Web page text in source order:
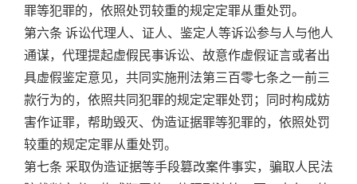
罪等犯罪的，依照处罚较重的规定定罪从重处罚。
第六条 诉讼代理人、证人、鉴定人等诉讼参与人与他人
通谋，代理提起虚假民事诉讼、故意作虚假证言或者出
具虚假鉴定意见，共同实施刑法第三百零七条之一前三
款行为的，依照共同犯罪的规定定罪处罚；同时构成妨
害作证罪，帮助毁灭、伪造证据罪等犯罪的，依照处罚
较重的规定定罪从重处罚。
第七条 采取伪造证据等手段篡改案件事实，骗取人民法